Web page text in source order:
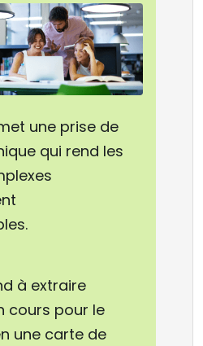
une prise de
qui rend les
à extraire
cours pour le
une carte de